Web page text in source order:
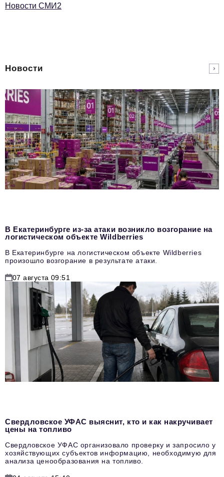
Новости СМИ2
Новости
В Екатеринбурге из-за атаки возникло возгорание на
логистическом объекте Wildberries
В Екатеринбурге на логистическом объекте Wildberries
произошло возгорание в результате атаки.
07 августа 09:51
Свердловское УФАС выяснит, кто и как накручивает
цены на топливо
Свердловское УФАС организовало проверку и запросило у
хозяйствующих субъектов информацию, необходимую для
анализа ценообразования на топливо.